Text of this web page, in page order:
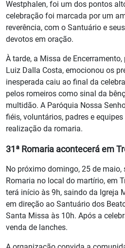
Westphalen, foi um dos pontos
celebração foi marcada por um
reverência, com o Santuário e
devotos em oração.
À tarde, a Missa de
Luiz Dalla Costa, emocionou os
inesperada caiu ao final da
pelos romeiros como sinal da
multidão. A Paróquia Nossa
fiéis, voluntários, padres e
realização da romaria.
31ª Romaria acontecerá em
No próximo domingo, 25 de maio,
Romaria no local do martírio, em
terá início às 9h, saindo da Igreja
em direção ao Santuário dos
Santa Missa às 10h. Após a
venda de lanches.